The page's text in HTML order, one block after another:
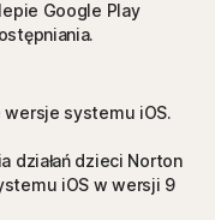
Google Play
systemu iOS.
działań dzieci Norton
iOS w wersji 9